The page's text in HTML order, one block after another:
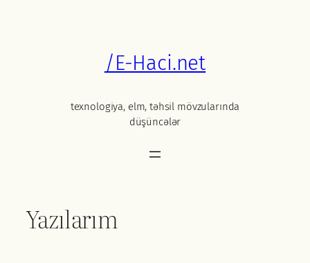
/E-Haci.net
texnologiya, elm, təhsil mövzularında
düşüncələr
Yazılarım